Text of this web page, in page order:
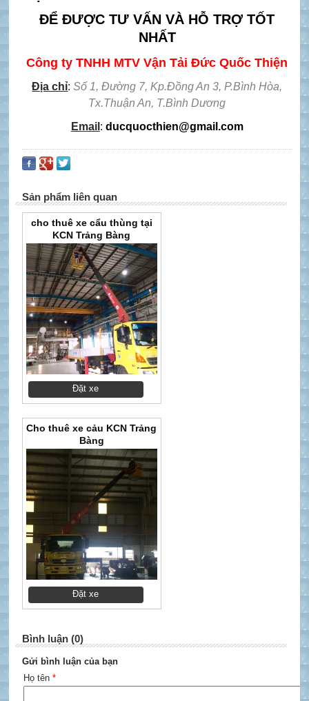
ĐỂ ĐƯỢC TƯ VẤN VÀ HỖ TRỢ TỐT
NHẤT
Công ty TNHH MTV Vận Tải Đức Quốc Thiện
Địa chỉ:Số 1, Đường 7, Kp.Đồng An 3, P.Bình Hòa,
Tx.Thuận An, T.Bình Dương
Email : ducquocthien@gmail.com
Sản phẩm liên quan
cho thuê xe cẩu thùng tại
KCN Trảng Bàng
Đặt xe
Cho thuê xe cảu KCN Trảng
Bàng
Đặt xe
Bình luận (0)
Gửi bình luận của bạn
Họ tên *